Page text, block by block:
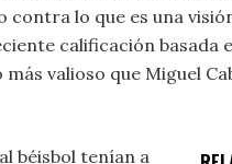
contra lo que es una
calificación basada
valioso que Miguel
béisbol tenían a